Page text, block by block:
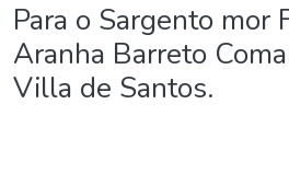
Para o Sargento mor
Aranha Barreto
Villa de Santos.